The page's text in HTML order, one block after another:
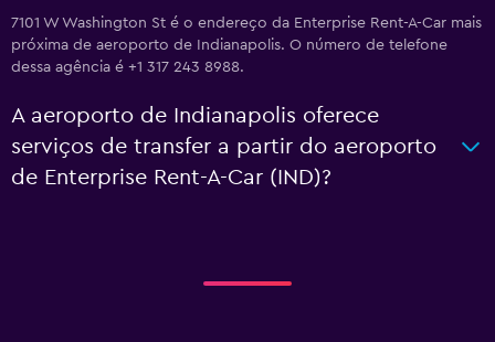
7101 W Washington St é o endereço da Enterprise Rent-A-Car mais
próxima de aeroporto de Indianapolis. O número de telefone
dessa agência é +1 317 243 8988.
A aeroporto de Indianapolis oferece
serviços de transfer a partir do aeroporto
de Enterprise Rent-A-Car (IND)?